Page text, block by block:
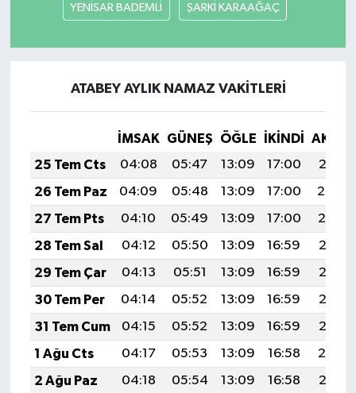
YENİSAR BADEMLİ ŞARKİ KARAAĞAÇ
ATABEY AYLIK NAMAZ VAKITLERI
İMSAK GÜNEŞ ÖĞLE İKINDI
25 Tem Cts
04:08 05:47 13:09 17:00
20:21
26 Tem Paz
04:09 05:48 13:09 17:00
20:20
27 Tem Pts
04:10 05:49 13:09 17:00
20:19
28 Tem Sal
04:12 05:50 13:09 16:59
20:18
29 Tem Çar
04:13 05:51 13:09 16:59
20:17
30 Tem Per
04:14 05:52 13:09 16:59
20:16
31 Tem Cum
04:15 05:52 13:09 16:59
20:15
1 Ağu Cts
04:17 05:53 13:09 16:58
20:14
2 Ağu Paz
04:18 05:54 13:09 16:58
20:13